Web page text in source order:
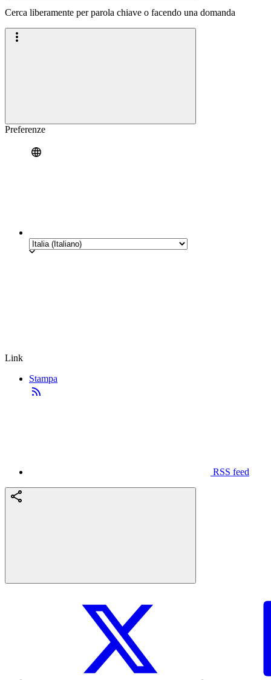
Cerca liberamente per parola chiave o facendo una domanda
Preferenze
Link
Stampa
RSS feed